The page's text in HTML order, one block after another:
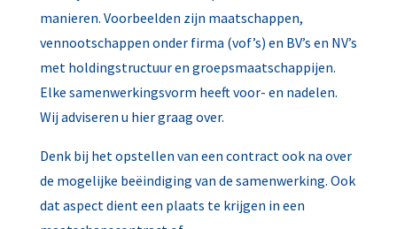
manieren. Voorbeelden zijn maatschappen,
vennootschappen onder firma (vof’s) en BV’s en NV’s
met holdingstructuur en groepsmaatschappijen.
Elke samenwerkingsvorm heeft voor- en nadelen.
Wij adviseren u hier graag over.
Denk bij het opstellen van een contract ook na over
de mogelijke beëindiging van de samenwerking. Ook
dat aspect dient een plaats te krijgen in een